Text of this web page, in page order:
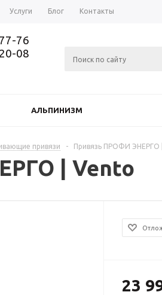
Услуги Блог Контакты
76
08
АЛЬПИНИЗМ
привязи - Привязь ПРОФИ ЭНЕРГО
| Vento
23